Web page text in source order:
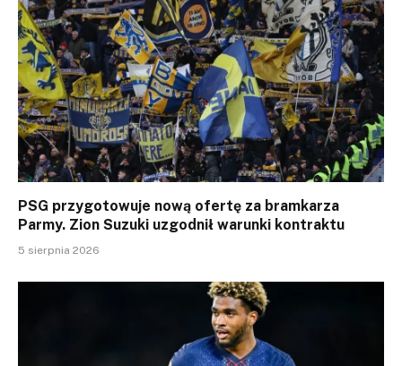
PSG przygotowuje nową ofertę za bramkarza
Parmy. Zion Suzuki uzgodnił warunki kontraktu
5 sierpnia 2026